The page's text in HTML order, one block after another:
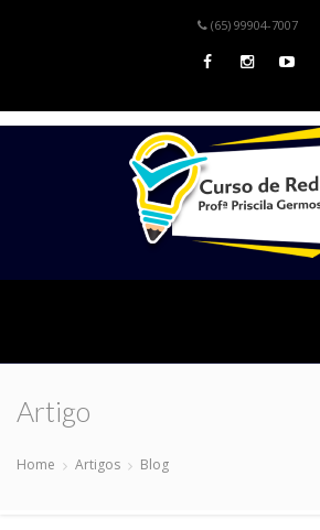
(65) 99904-7007
Artigo
Home Artigos Blog